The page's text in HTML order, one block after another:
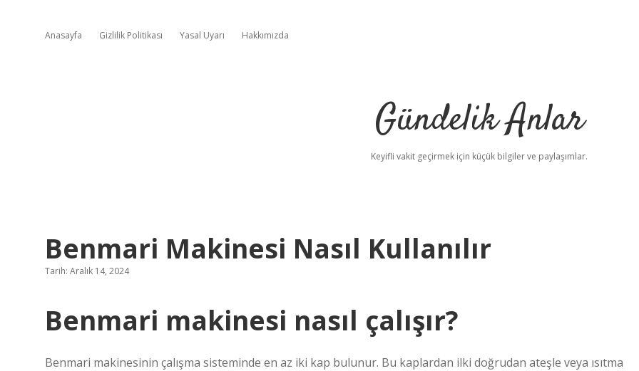
Anasayfa Gizlilik Politikası Yasal Uyarı Hakkımızda
Gündelik Anlar
Keyifli vakit geçirmek için küçük bilgiler ve paylaşımlar.
Benmari Makinesi Nasıl Kullanılır
Tarih: Aralık 14, 2024
Benmari makinesi nasıl çalışır?
Benmari makinesinin çalışma sisteminde en az iki kap bulunur. Bu kaplardan ilki doğrudan ateşle veya ısıtma